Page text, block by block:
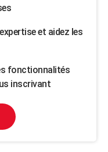
et aidez les
fonctionnalités
inscrivant